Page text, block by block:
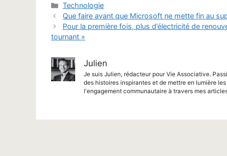
Catégories
Technologie
Que faire avant que Microsoft ne mette fin au
Pour la première fois, plus d’électricité de
tournant »
Julien
Je suis Julien, rédacteur pour Vie Associative.
des histoires inspirantes et de mettre en lumière
l'engagement communautaire à travers mes